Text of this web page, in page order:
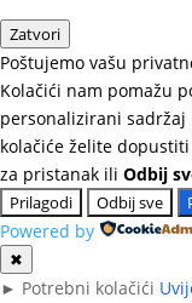
Zatvori
Poštujemo vašu
Kolačići nam pomažu
personalizirani
kolačiće želite
za pristanak ili Odbij
Prilagodi Odbij sve
Powered by
✖
► Potrebni kolačići